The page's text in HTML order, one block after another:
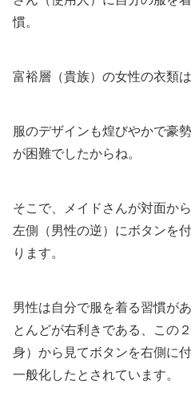
慣。
富裕層（貴族）の女性の衣類は
服のデザインも煌びやかで豪
が困難でしたからね。
そこで、メイドさんが対面か
左側（男性の逆）にボタンを
ります。
男性は自分で服を着る習慣が
とんどが右利きである、この
身）から見てボタンを右側に
一般化したとされています。